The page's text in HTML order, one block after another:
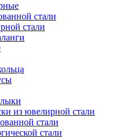
стали
стали
из ювелирной стали
стали
стали